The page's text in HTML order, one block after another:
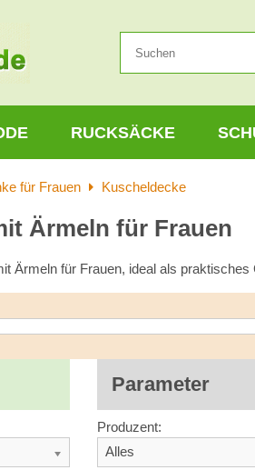
RUCKSÄCKE
für Frauen Kuscheldecke
Ärmeln für Frauen
Ärmeln für Frauen, ideal als praktisches
Parameter
Produzent:
Alles